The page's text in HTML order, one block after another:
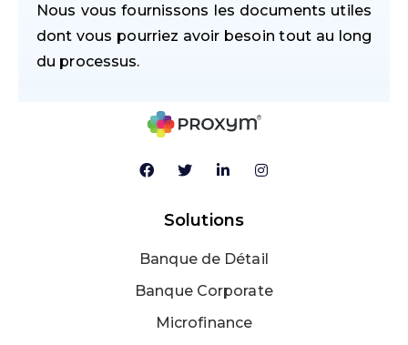
Nous vous fournissons les documents utiles
dont vous pourriez avoir besoin tout au long
du processus.
Solutions
Banque de Détail
Banque Corporate
Microfinance